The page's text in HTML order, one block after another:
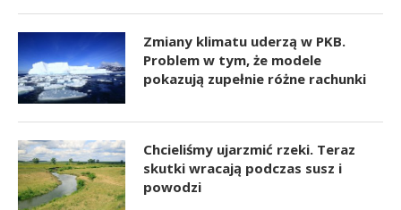
Zmiany klimatu uderzą w PKB.
Problem w tym, że modele
pokazują zupełnie różne rachunki
Chcieliśmy ujarzmić rzeki. Teraz
skutki wracają podczas susz i
powodzi